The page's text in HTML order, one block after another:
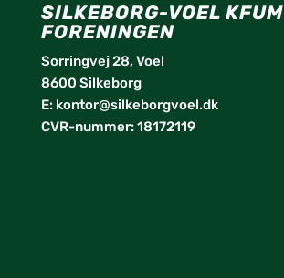
SILKEBORG-VOEL KFUM
FORENINGEN
Sorringvej 28, Voel
8600 Silkeborg
E: kontor@silkeborgvoel.dk
CVR-nummer: 18172119